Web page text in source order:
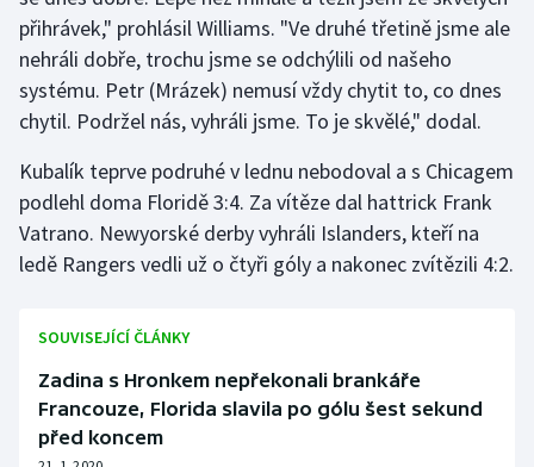
přihrávek," prohlásil Williams. "Ve druhé třetině jsme ale
nehráli dobře, trochu jsme se odchýlili od našeho
systému. Petr (Mrázek) nemusí vždy chytit to, co dnes
chytil. Podržel nás, vyhráli jsme. To je skvělé," dodal.
Kubalík teprve podruhé v lednu nebodoval a s Chicagem
podlehl doma Floridě 3:4. Za vítěze dal hattrick Frank
Vatrano. Newyorské derby vyhráli Islanders, kteří na
ledě Rangers vedli už o čtyři góly a nakonec zvítězili 4:2.
SOUVISEJÍCÍ ČLÁNKY
Zadina s Hronkem nepřekonali brankáře
Francouze, Florida slavila po gólu šest sekund
před koncem